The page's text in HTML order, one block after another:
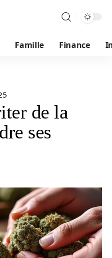
Famille Finance
de la
ses